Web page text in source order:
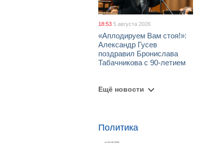
18:53 5 августа 2026
«Аплодируем Вам стоя!»:
Александр Гусев
поздравил Бронислава
Табачникова с 90-летием
Ещё новости
Политика